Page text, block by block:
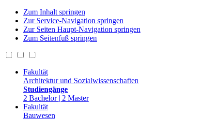
Zum Inhalt springen
Zur Service-Navigation springen
Zur Seiten Haupt-Navigation springen
Zum Seitenfuß springen
Fakultät
Architektur und Sozialwissenschaften
Studiengänge
2 Bachelor | 2 Master
Fakultät
Bauwesen